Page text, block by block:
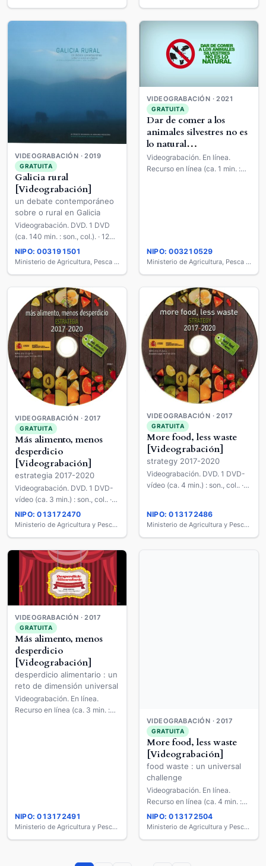
VIDEOGRABACIÓN · 2019
GRATUITA
Galicia rural
[Videograbación]
un debate contemporáneo
sobre o rural en Galicia
Videograbación. DVD. 1 DVD
(ca. 140 min. : son., col.). · 12
cm.
NIPO: 003191501
Ministerio de Agricultura, Pesca y Alimentación
VIDEOGRABACIÓN · 2021
GRATUITA
Dar de comer a los
animales silvestres no es
lo natural
[Videograbación]
Videograbación. En línea.
Recurso en línea (ca. 1 min. :
NIPO: 003210529
Ministerio de Agricultura, Pesca y Alimentación
VIDEOGRABACIÓN · 2017
GRATUITA
Más alimento, menos
desperdicio
[Videograbación]
estrategia 2017-2020
Videograbación. DVD. 1 DVD-
vídeo (ca. 3 min.) : son., col.. ·
12 cm, en estuche de 12 cm.
NIPO: 013172470
Ministerio de Agricultura y Pesca, Alimentación y Medio Ambiente
VIDEOGRABACIÓN · 2017
GRATUITA
More food, less waste
[Videograbación]
strategy 2017-2020
Videograbación. DVD. 1 DVD-
vídeo (ca. 4 min.) : son., col.. ·
NIPO: 013172486
Ministerio de Agricultura y Pesca, Alimentación y Medio Ambiente
VIDEOGRABACIÓN · 2017
GRATUITA
Más alimento, menos
desperdicio
[Videograbación]
desperdicio alimentario : un
reto de dimensión universal
Videograbación. En línea.
Recurso en línea (ca. 3 min. :
NIPO: 013172491
Ministerio de Agricultura y Pesca, Alimentación y Medio Ambiente
VIDEOGRABACIÓN · 2017
GRATUITA
More food, less waste
[Videograbación]
food waste : un universal
challenge
Videograbación. En línea.
Recurso en línea (ca. 4 min. :
son., col.).
NIPO: 013172504
Ministerio de Agricultura y Pesca, Alimentación y Medio Ambiente